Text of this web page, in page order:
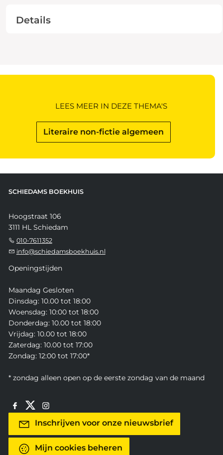
Details
Literaire non-fictie algemeen
LEES MEER IN DEZE THEMA'S
SCHIEDAMS BOEKHUIS
Hoogstraat 106
3111 HL Schiedam
010-7611352
info@schiedamsboekhuis.nl
Openingstijden
Maandag Gesloten
Dinsdag: 10.00 tot 18:00
Woensdag: 10:00 tot 18:00
Donderdag: 10.00 tot 18:00
Vrijdag: 10.00 tot 18:00
Zaterdag: 10.00 tot 17:00
Zondag: 12:00 tot 17:00*
* zondag alleen open op de eerste zondag van de maand
Inschrijven voor onze nieuwsbrief
Mijn cookies beheren